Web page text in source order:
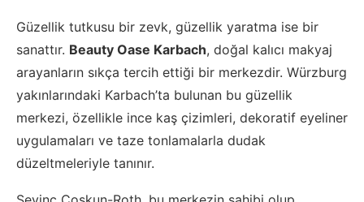
Güzellik tutkusu bir zevk, güzellik yaratma ise bir
sanattır. Beauty Oase Karbach, doğal kalıcı makyaj
arayanların sıkça tercih ettiği bir merkezdir. Würzburg
yakınlarındaki Karbach’ta bulunan bu güzellik
merkezi, özellikle ince kaş çizimleri, dekoratif eyeliner
uygulamaları ve taze tonlamalarla dudak
düzeltmeleriyle tanınır.